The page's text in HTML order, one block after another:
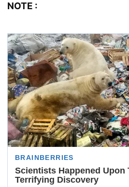
NOTE :